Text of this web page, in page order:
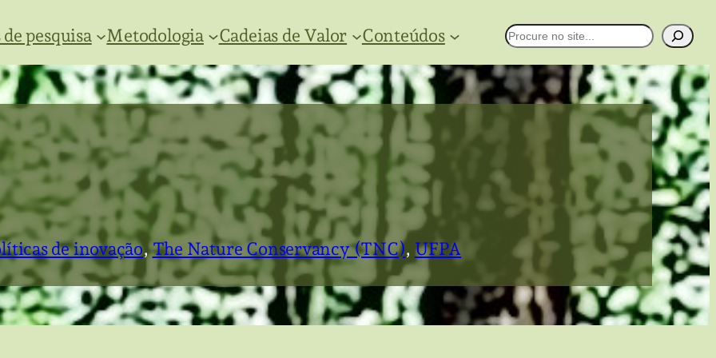
pesquisa Metodologia Cadeias de Valor Conteúdos Pesquisar
de inovação, The Nature Conservancy (TNC), UFPA